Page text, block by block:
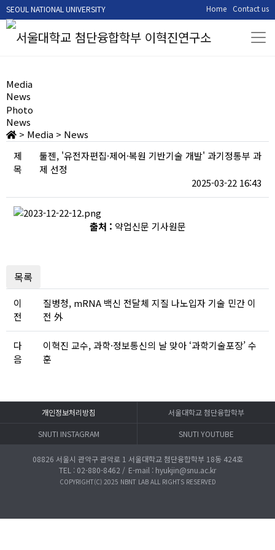
SEOUL NATIONAL UNIVERSITY Home Contact us
WELCOME TONANO BIOMATERIAL
NANO TECHNOLOGY LAB
Media
News
Photo
News
> Media > News
제
목
툴젠, '유전자편집·제어·복원 기반기술 개발' 과기정통부 과
제 선정
2025-03-22 16:43
출처 : 약업신문 기사원문
목록
이
전
질병청, mRNA 백신 전달체 지질 나노입자 기술 민간 이
전 外
다
음
이혁진 교수, 과학·정보통신의 날 맞아 ‘과학기술포장’ 수
훈
개인정보처리방침 서울대학교 첨단융합학부
SNUTI INSTAGRAM SNUTI YOUTUBE
08826 서울시 관악구 관악로 1 서울대학교 첨단융합학부 18동 424호
TEL : 02-880-8462 / E-mail : hyukjin@snu.ac.kr
COPYRIGHT(C) 2025 NBNT LAB ALL RIGHTS RESERVED